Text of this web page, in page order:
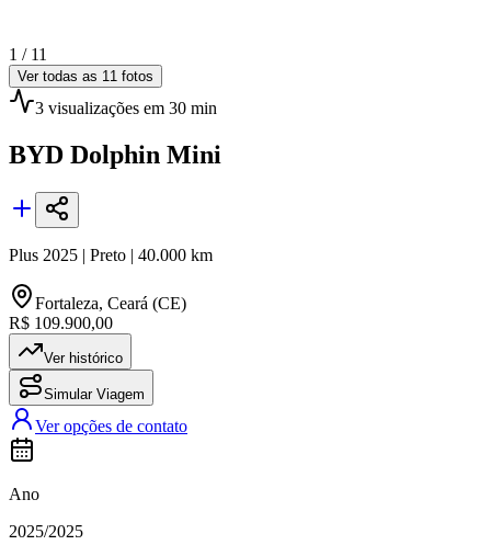
1 / 11
Ver todas as 11 fotos
3 visualizações em 30 min
BYD Dolphin Mini
Plus 2025 | Preto | 40.000 km
Fortaleza, Ceará (CE)
R$ 109.900,00
Ver histórico
Simular Viagem
Ver opções de contato
Ano
2025/2025